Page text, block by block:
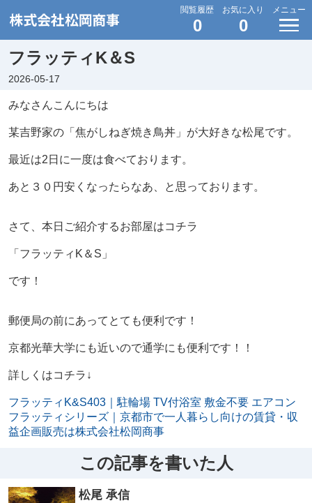
閲覧履歴
0
お気に入り
0
メニュー
フラッティK＆S
2026-05-17
みなさんこんにちは
某吉野家の「焦がしねぎ焼き鳥丼」が大好きな松尾です。
最近は2日に一度は食べております。
あと３０円安くなったらなあ、と思っております。
さて、本日ご紹介するお部屋はコチラ
「フラッティK＆S」
です！
郵便局の前にあってとても便利です！
京都光華大学にも近いので通学にも便利です！！
詳しくはコチラ↓
フラッティK&S403｜駐輪場 TV付浴室 敷金不要 エアコン
フラッティシリーズ｜京都市で一人暮らし向けの賃貸・収
益企画販売は株式会社松岡商事
この記事を書いた人
松尾 承信